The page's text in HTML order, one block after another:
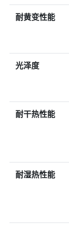
耐⻩变性能
光泽度
耐⼲热性能
耐湿热性能